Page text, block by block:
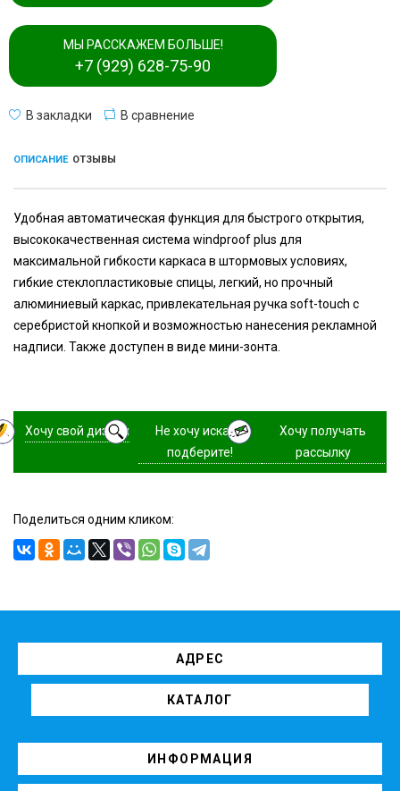
МЫ РАССКАЖЕМ БОЛЬШЕ!
+7 (929) 628-75-90
В закладки В сравнение
ОПИСАНИЕ ОТЗЫВЫ
Удобная автоматическая функция для быстрого открытия,
высококачественная система windproof plus для
максимальной гибкости каркаса в штормовых условиях,
гибкие стеклопластиковые спицы, легкий, но прочный
алюминиевый каркас, привлекательная ручка soft-touch с
серебристой кнопкой и возможностью нанесения рекламной
надписи. Также доступен в виде мини-зонта.
Хочу свой дизайн
Не хочу искать,
подберите!
Хочу получать
рассылку
Поделиться одним кликом:
АДРЕС
КАТАЛОГ
ИНФОРМАЦИЯ